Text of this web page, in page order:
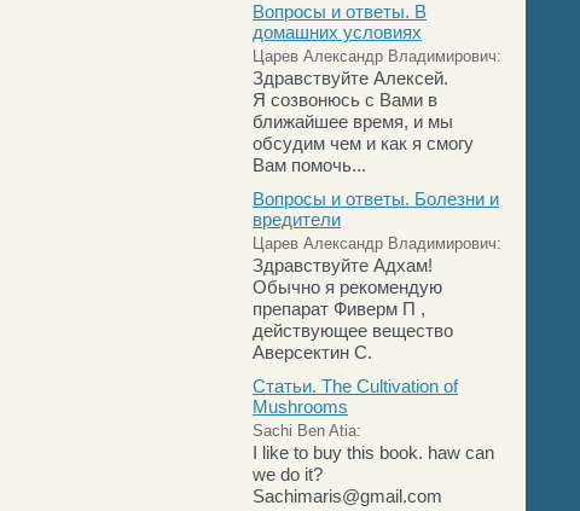
Вопросы и ответы. В
домашних условиях
Царев Александр Владимирович:
Здравствуйте Алексей.
Я созвонюсь с Вами в
ближайшее время, и мы
обсудим чем и как я смогу
Вам помочь...
Вопросы и ответы. Болезни и
вредители
Царев Александр Владимирович:
Здравствуйте Адхам!
Обычно я рекомендую
препарат Фиверм П ,
действующее вещество
Аверсектин С.
Статьи. The Cultivation of
Mushrooms
Sachi Ben Atia:
I like to buy this book. haw can
we do it?
Sachimaris@gmail.com